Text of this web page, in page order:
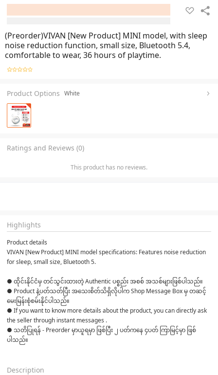
(Preorder)VIVAN [New Product] MINI model, with sleep
noise reduction function, small size, Bluetooth 5.4,
comfortable to wear, 36 hours of playtime.
Product Options White
Ratings and Reviews (0)
This product has no reviews.
Highlights
Product details
VIVAN [New Product] MINI model specifications: Features noise reduction
for sleep, small size, Bluetooth 5.
● ထိုင်းနိုင်ငံမှ တင်သွင်းထားတဲ့ Authentic ပစ္စည်း အစစ် အသစ်များဖြစ်ပါသည်။
● Product နဲ့ပတ်သတ်ပြီး အသေးစိတ်သိရှိလိုပါက Shop Message Box မှ တဆင့်
မေးမြန်းစုံစမ်းနိုင်ပါသည်။
● If you want to know more details about the product, you can directly ask
the seller through instant messages .
● သတိပြုရန် - Preorder မှာယူရမှာ ဖြစ်ပြီး ၂ ပတ်ကနေ ၄ပတ် ကြာမြင့်မှာ ဖြစ်
ပါသည်။
Description